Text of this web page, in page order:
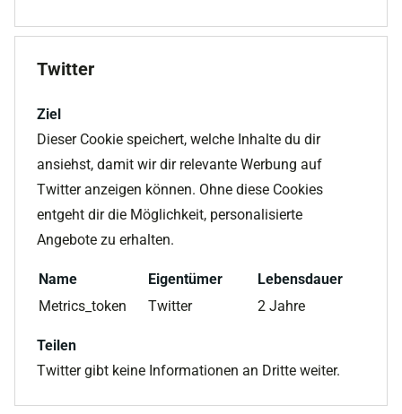
Twitter
Ziel
Dieser Cookie speichert, welche Inhalte du dir
ansiehst, damit wir dir relevante Werbung auf
Twitter anzeigen können. Ohne diese Cookies
entgeht dir die Möglichkeit, personalisierte
Angebote zu erhalten.
Name Eigentümer
Lebensdauer
Metrics_token
Twitter 2 Jahre
Teilen
Twitter gibt keine Informationen an Dritte weiter.